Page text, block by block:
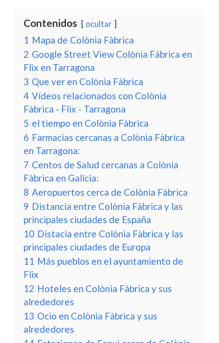
Contenidos ocultar
1 Mapa de Colònia Fàbrica
2 Google Street View Colònia Fàbrica en
Flix en Tarragona
3 Que ver en Colònia Fàbrica
4 Vídeos relacionados con Colònia
Fàbrica - Flix - Tarragona
5 el tiempo en Colònia Fàbrica
6 Farmacias cercanas a Colònia Fàbrica
en Tarragona:
7 Centos de Salud cercanas a Colònia
Fàbrica en Galicia:
8 Aeropuertos cerca de Colònia Fàbrica
9 Distancia entre Colònia Fàbrica y las
principales ciudades de España
10 Distacia entre Colònia Fàbrica y las
principales ciudades de Europa
11 Más pueblos en el ayuntamiento de
Flix
12 Hoteles en Colònia Fàbrica y sus
alrededores
13 Ocio en Colònia Fàbrica y sus
alrededores